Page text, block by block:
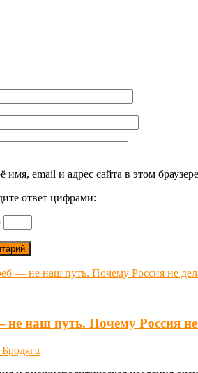
имя, email и адрес сайта в этом
ответ цифрами:
наш путь. Почему Россия